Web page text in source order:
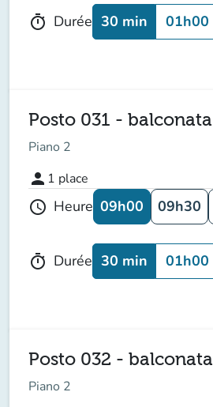
timer Durée 30 min 01h00
Posto 031 - balconata
Piano 2
person 1 place
schedule Heure 09h00 09h30
timer Durée 30 min 01h00
Posto 032 - balconata
Piano 2